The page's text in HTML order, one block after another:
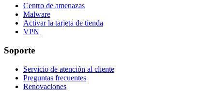
Centro de amenazas
Malware
Activar la tarjeta de tienda
VPN
Soporte
Servicio de atención al cliente
Preguntas frecuentes
Renovaciones